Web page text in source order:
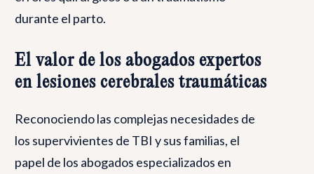
durante el parto.
El valor de los abogados expertos
en lesiones cerebrales traumáticas
Reconociendo las complejas necesidades de
los supervivientes de TBI y sus familias, el
papel de los abogados especializados en